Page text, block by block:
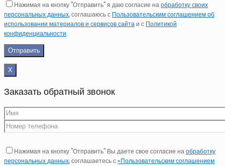
Нажимая на кнопку "Отправить" я даю согласие наобработку своих
персональных данных, соглашаюсь с Пользовательским соглашением об
использовании материалов и сервисов сайтаи с Политикой
конфиденциальности.
Х
Заказать обратный звонок
Нажимая на кнопку "Отправить" Вы даете свое согласие наобработку
персональных данных, соглашаетесь с«Пользовательским соглашением